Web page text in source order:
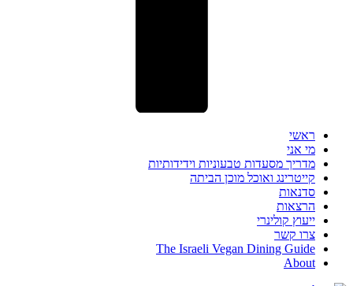
ראשי
מי אני
מדריך מסעדות טבעוניות וידידותיות
קייטרינג ואוכל מוכן הביתה
סדנאות
הרצאות
ייעוץ קולינרי
צרו קשר
The Israeli Vegan Dining Guide
About